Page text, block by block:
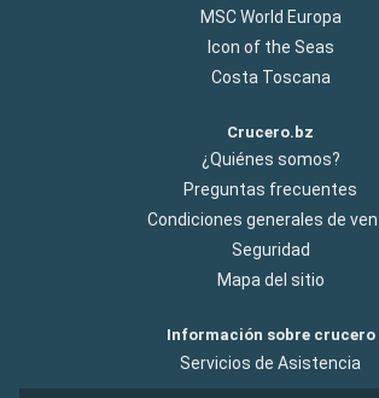
MSC World Europa
Icon of the Seas
Costa Toscana
Crucero.bz
¿Quiénes somos?
Preguntas frecuentes
Condiciones generales de
Seguridad
Mapa del sitio
Información sobre crucero
Servicios de Asistencia